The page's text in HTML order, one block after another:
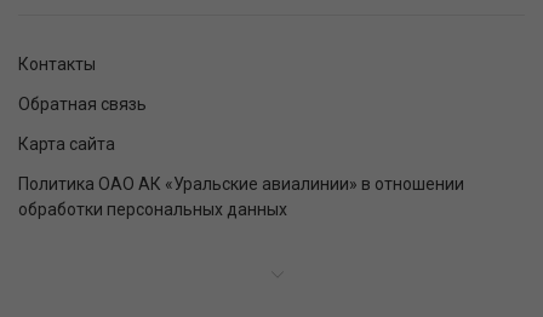
Контакты
Обратная связь
Карта сайта
Политика ОАО АК «Уральские авиалинии» в отношении
обработки персональных данных